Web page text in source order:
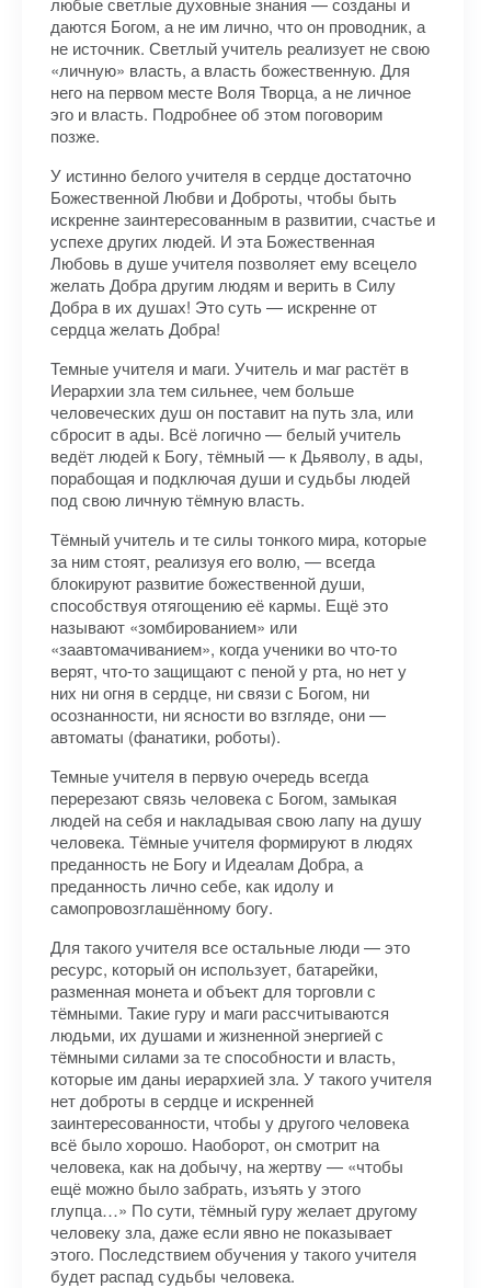
даются Богом, а не им лично, что он проводник, а
не источник. Светлый учитель реализует не свою
«личную» власть, а власть божественную. Для
него на первом месте Воля Творца, а не личное
эго и власть. Подробнее об этом поговорим
позже.
У истинно белого учителя в сердце достаточно
Божественной Любви и Доброты, чтобы быть
искренне заинтересованным в развитии, счастье и
успехе других людей. И эта Божественная
Любовь в душе учителя позволяет ему всецело
желать Добра другим людям и верить в Силу
Добра в их душах! Это суть — искренне от
сердца желать Добра!
Темные учителя и маги. Учитель и маг растёт в
Иерархии зла тем сильнее, чем больше
человеческих душ он поставит на путь зла, или
сбросит в ады. Всё логично — белый учитель
ведёт людей к Богу, тёмный — к Дьяволу, в ады,
порабощая и подключая души и судьбы людей
под свою личную тёмную власть.
Тёмный учитель и те силы тонкого мира, которые
за ним стоят, реализуя его волю, — всегда
блокируют развитие божественной души,
способствуя отягощению её кармы. Ещё это
называют «зомбированием» или
«заавтомачиванием», когда ученики во что-то
верят, что-то защищают с пеной у рта, но нет у
них ни огня в сердце, ни связи с Богом, ни
осознанности, ни ясности во взгляде, они —
автоматы (фанатики, роботы).
Темные учителя в первую очередь всегда
перерезают связь человека с Богом, замыкая
людей на себя и накладывая свою лапу на душу
человека. Тёмные учителя формируют в людях
преданность не Богу и Идеалам Добра, а
преданность лично себе, как идолу и
самопровозглашённому богу.
Для такого учителя все остальные люди — это
ресурс, который он использует, батарейки,
разменная монета и объект для торговли с
тёмными. Такие гуру и маги рассчитываются
людьми, их душами и жизненной энергией с
тёмными силами за те способности и власть,
которые им даны иерархией зла. У такого учителя
нет доброты в сердце и искренней
заинтересованности, чтобы у другого человека
всё было хорошо. Наоборот, он смотрит на
человека, как на добычу, на жертву — «чтобы
ещё можно было забрать, изъять у этого
глупца…» По сути, тёмный гуру желает другому
человеку зла, даже если явно не показывает
этого. Последствием обучения у такого учителя
будет распад судьбы человека.